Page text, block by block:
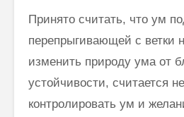
Принято считать, что ум
перепрыгивающей с ветки
изменить природу ума от
устойчивости, считается
контролировать ум и